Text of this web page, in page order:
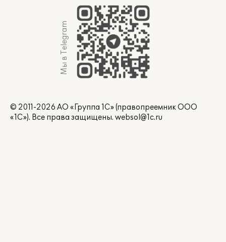
Мы в Telegram
© 2011-2026 АО «Группа 1С» (правопреемник ООО
«1С»). Все права защищены. websol@1c.ru